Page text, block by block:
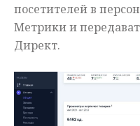
посетителей в
Метрики и
Директ.